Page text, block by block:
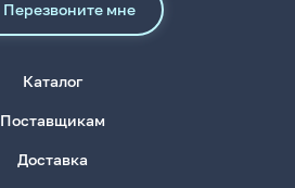
Перезвоните мне
Каталог
Поставщикам
Доставка